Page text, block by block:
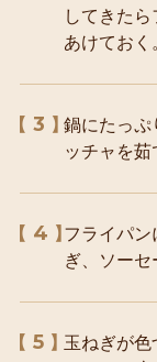
してきた
あけておく
3
鍋にたっぷ
ッチャを茹
4
フライパン
ぎ、ソーセ
5
玉ねぎが